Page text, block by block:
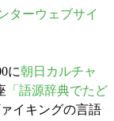
ターウェブサイ
に朝日カルチャ
「語源辞典でたど
イキングの言語